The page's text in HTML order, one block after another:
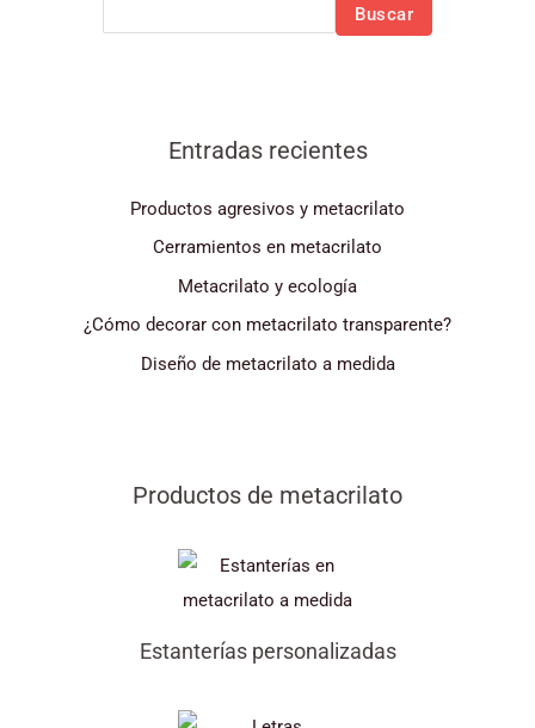
Buscar
Entradas recientes
Productos agresivos y metacrilato
Cerramientos en metacrilato
Metacrilato y ecología
¿Cómo decorar con metacrilato transparente?
Diseño de metacrilato a medida
Productos de metacrilato
Estanterías personalizadas